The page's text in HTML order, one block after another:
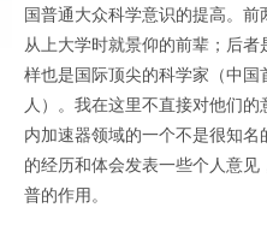
国普通大众科学意识的提高。
从上大学时就景仰的前辈；后者
样也是国际顶尖的科学家（中
人）。我在这里不直接对他们
内加速器领域的一个不是很知
的经历和体会发表一些个人意
普的作用。